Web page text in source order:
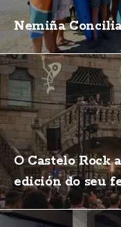
Nemiña
O Castelo Rock
edición do seu